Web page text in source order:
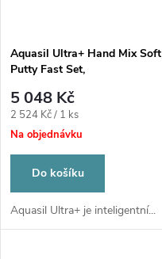
Aquasil Ultra+ Hand Mix Soft
Putty Fast Set,
5 048 Kč
Měrná
cena:
2 524 Kč / 1 ks
Na objednávku
Do košíku
Aquasil Ultra+ je inteligentní...